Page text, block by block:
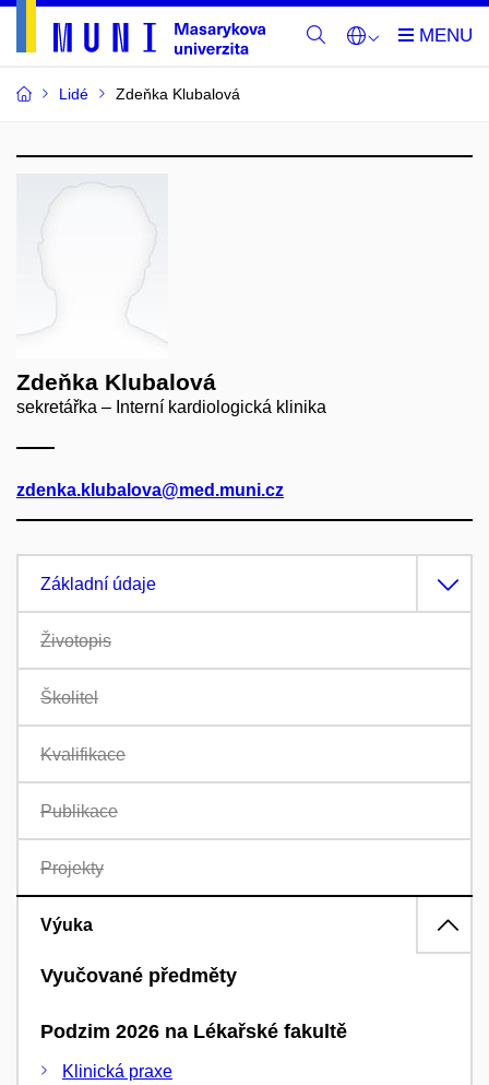
Lidé Zdeňka Klubalová
Zdeňka Klubalová
sekretářka – Interní kardiologická klinika
zdenka.klubalova@med.muni.cz
Základní údaje
Životopis
Školitel
Kvalifikace
Publikace
Projekty
Výuka
Vyučované předměty
Podzim 2026 na Lékařské fakultě
Klinická praxe